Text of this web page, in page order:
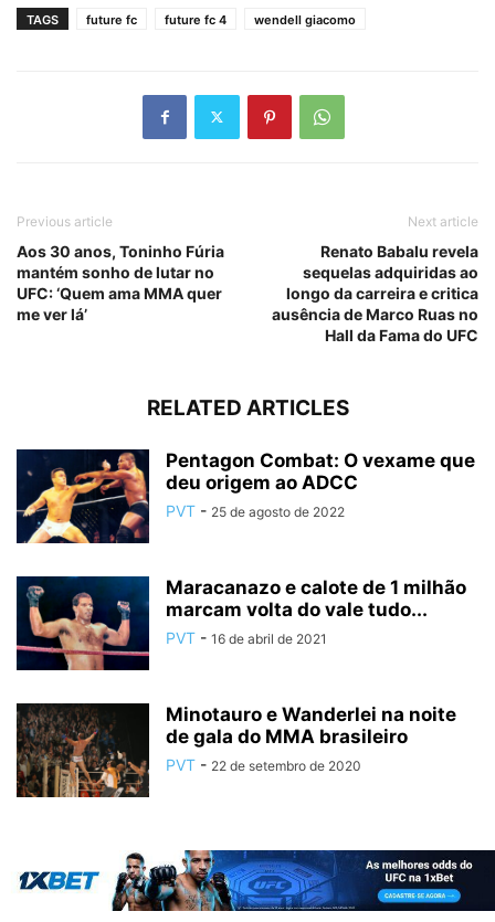
TAGS future fc future fc 4 wendell giacomo
Previous article
Aos 30 anos, Toninho Fúria
mantém sonho de lutar no
UFC: ‘Quem ama MMA quer
me ver lá’
Next article
Renato Babalu revela
sequelas adquiridas ao
longo da carreira e critica
ausência de Marco Ruas no
Hall da Fama do UFC
RELATED ARTICLES
Pentagon Combat: O vexame que
deu origem ao ADCC
PVT - 25 de agosto de 2022
Maracanazo e calote de 1 milhão
marcam volta do vale tudo...
PVT - 16 de abril de 2021
Minotauro e Wanderlei na noite
de gala do MMA brasileiro
PVT - 22 de setembro de 2020